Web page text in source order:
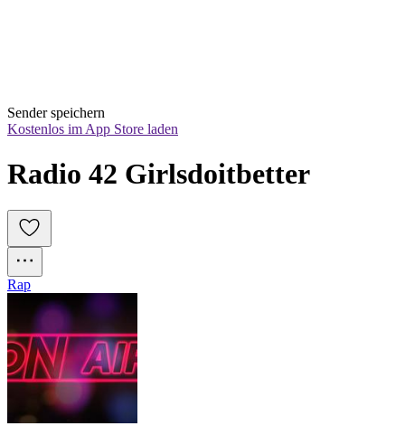
Sender speichern
Kostenlos im App Store laden
Radio 42 Girlsdoitbetter
Rap